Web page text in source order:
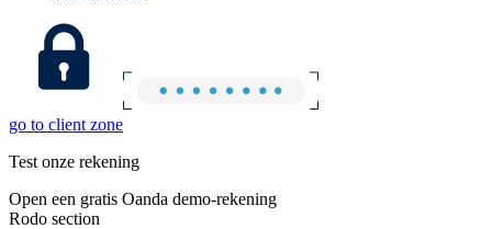
go to client zone
Test onze rekening
Open een gratis Oanda demo-rekening
Rodo section